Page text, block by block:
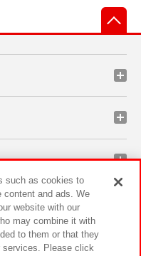
such as cookies to
content and ads. We
website with our
may combine it with
to them or that they
services. Please click